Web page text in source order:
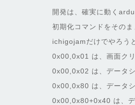
開発は、確実に動く
初期化コマンドをその
ichigojamだけでやろう
0x00,0x01 は、画面ク
0x00,0x02 は、データ
0x00,0x80 は、データ
0x00,0x80+0x40 は、